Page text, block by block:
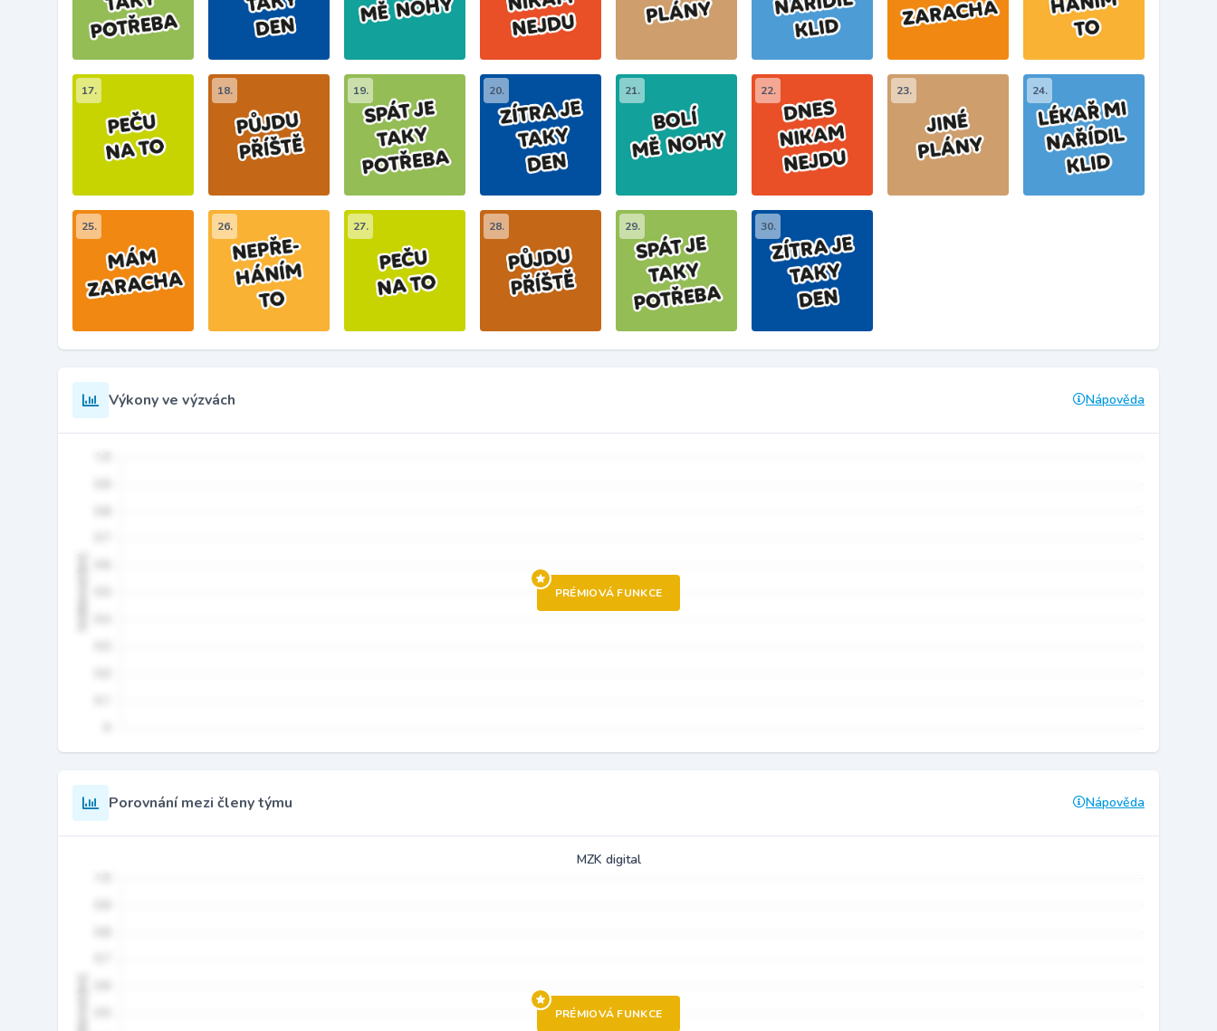
17. 18. 19. 20. 21. 22. 23. 24.
25. 26. 27. 28. 29. 30.
Výkony ve výzvách Nápověda
PRÉMIOVÁ FUNKCE
Porovnání mezi členy týmu Nápověda
MZK digital
PRÉMIOVÁ FUNKCE